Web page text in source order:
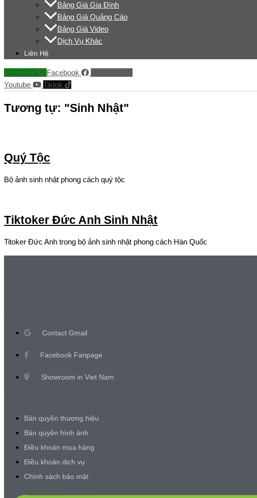
Bảng Giá Gia Đình
Bảng Giá Quảng Cáo
Bảng Giá Video
Dịch Vụ Khác
Liên Hệ
Phone-alt Facebook
Youtube
Tiktok
Tương tự: "Sinh Nhật"
Quý Tộc
Bộ ảnh sinh nhật phong cách quý tộc
Tiktoker Đức Anh Sinh Nhật
Titoker Đức Anh trong bộ ảnh sinh nhật phong cách Hàn Quốc
Contact Gmail
Facebook Fanpage
Showroom in Viet Nam
Bản quyền thương hiệu
Bản quyền hình ảnh
Điều khoản mua hàng
Điều khoản dịch vụ
Chính sách bảo mật